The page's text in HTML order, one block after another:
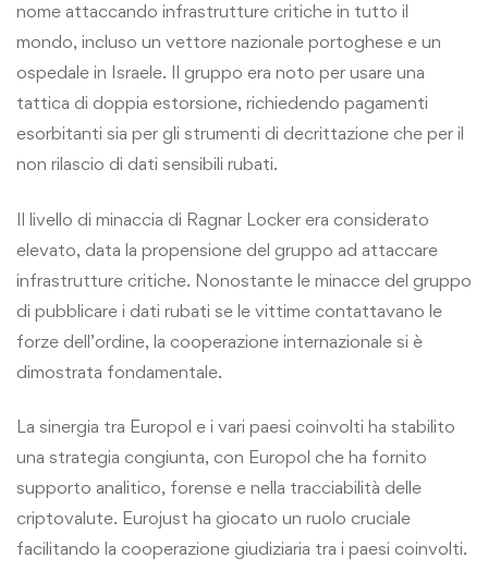
nome attaccando infrastrutture critiche in tutto il
mondo, incluso un vettore nazionale portoghese e un
ospedale in Israele. Il gruppo era noto per usare una
tattica di doppia estorsione, richiedendo pagamenti
esorbitanti sia per gli strumenti di decrittazione che per il
non rilascio di dati sensibili rubati.
Il livello di minaccia di Ragnar Locker era considerato
elevato, data la propensione del gruppo ad attaccare
infrastrutture critiche. Nonostante le minacce del gruppo
di pubblicare i dati rubati se le vittime contattavano le
forze dell’ordine, la cooperazione internazionale si è
dimostrata fondamentale.
La sinergia tra Europol e i vari paesi coinvolti ha stabilito
una strategia congiunta, con Europol che ha fornito
supporto analitico, forense e nella tracciabilità delle
criptovalute. Eurojust ha giocato un ruolo cruciale
facilitando la cooperazione giudiziaria tra i paesi coinvolti.